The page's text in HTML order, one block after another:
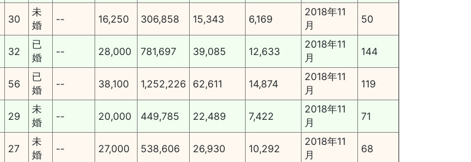
30
未
婚
-- 16,250 306,858 15,343 6,169
2018年11
月
50
32
已
婚
-- 28,000 781,697 39,085 12,633
2018年11
月
144
56
已
婚
-- 38,100 1,252,226 62,611 14,874
2018年11
月
119
29
未
婚
-- 20,000 449,785 22,489 7,422
2018年11
月
71
27
未
婚
-- 27,000 538,606 26,930 10,292
2018年11
月
68